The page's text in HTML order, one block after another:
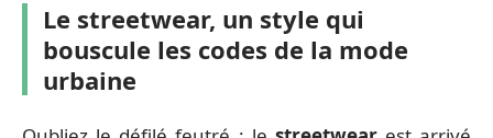
Le streetwear, un style qui
bouscule les codes de la mode
urbaine